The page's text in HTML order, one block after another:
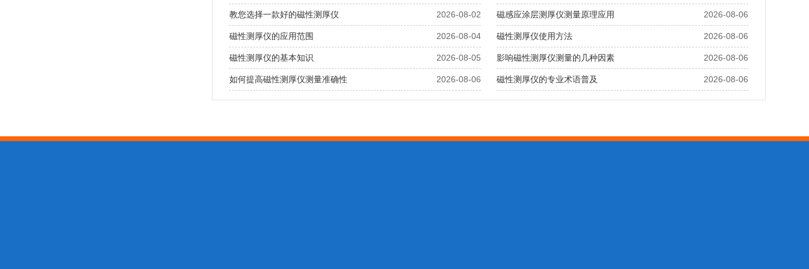
2026-08-02
教您选择一款好的磁性测厚仪 2026-08-06
磁感应涂层测厚仪测量原理应用
2026-08-04
磁性测厚仪的应用范围 2026-08-06
磁性测厚仪使用方法
2026-08-05
磁性测厚仪的基本知识 2026-08-06
影响磁性测厚仪测量的几种因素
2026-08-06
如何提高磁性测厚仪测量准确性 2026-08-06
磁性测厚仪的专业术语普及